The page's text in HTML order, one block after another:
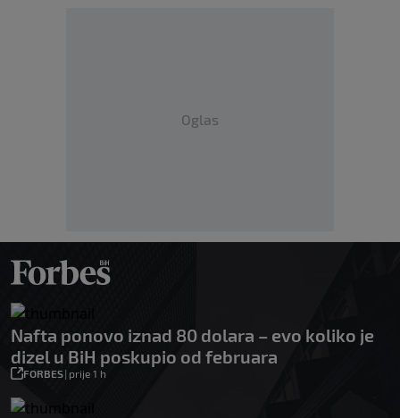
Oglas
Nafta ponovo iznad 80 dolara – evo koliko je
dizel u BiH poskupio od februara
FORBES| prije 1 h